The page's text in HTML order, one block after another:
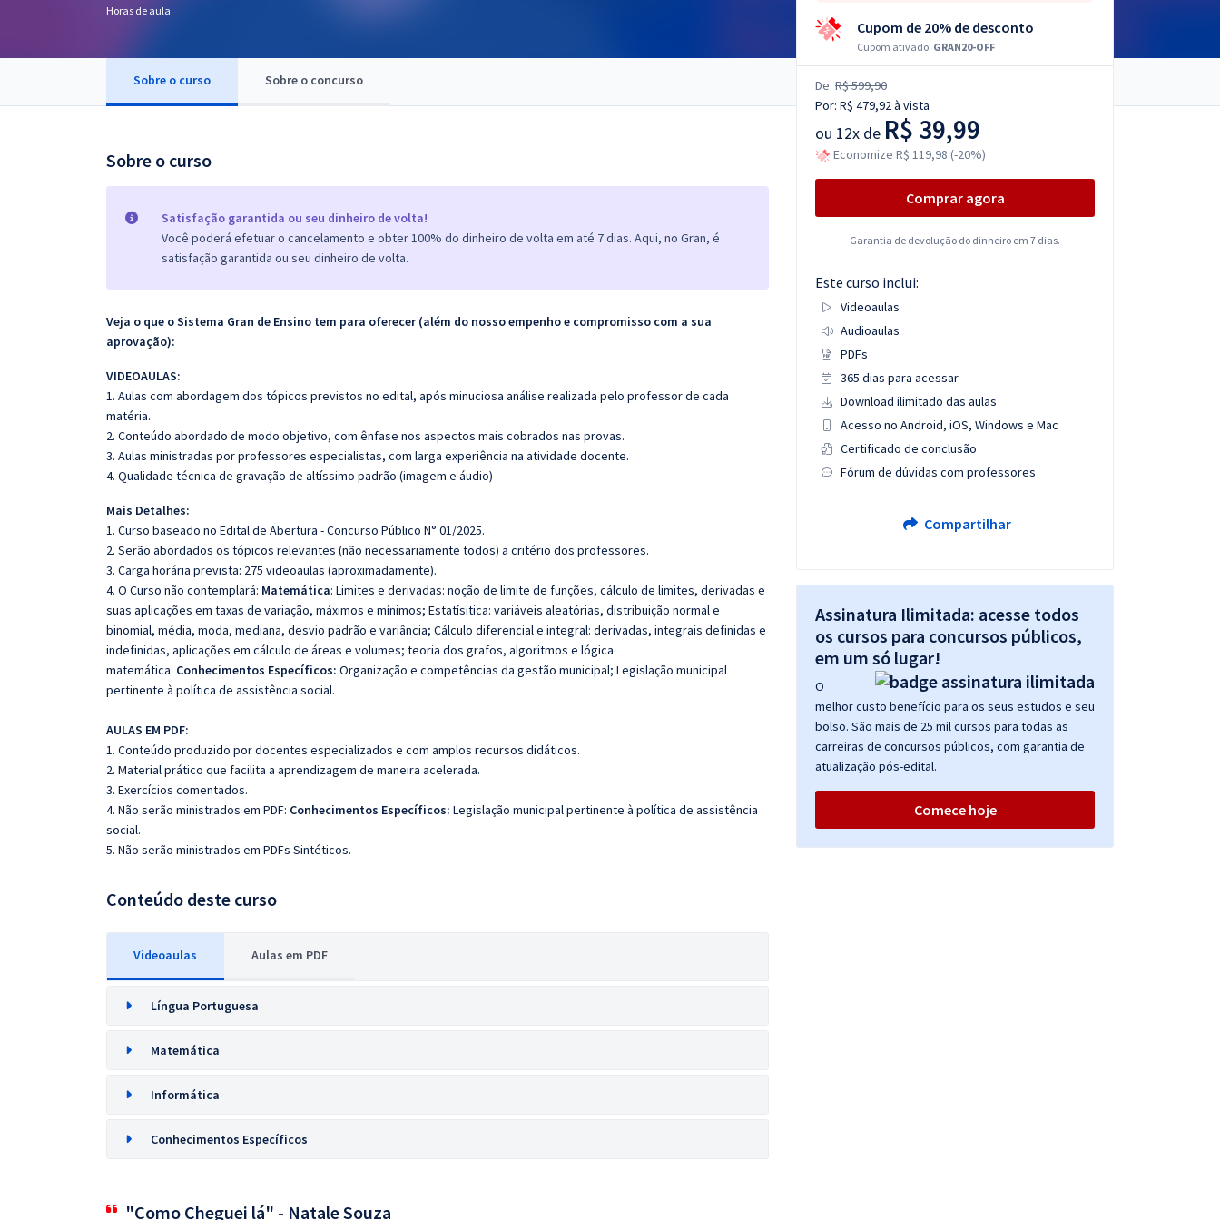
OAB
Questões grátis
Conteúdo gratuito
Horas de aula
Sobre o curso Sobre o concurso
Sobre o curso
Satisfação garantida ou seu dinheiro de volta!
Você poderá efetuar o cancelamento e obter 100% do dinheiro de volta em até 7 dias. Aqui, no Gran, é
satisfação garantida ou seu dinheiro de volta.
Veja o que o Sistema Gran de Ensino tem para oferecer (além do nosso empenho e compromisso com a sua
aprovação):
VIDEOAULAS:
1. Aulas com abordagem dos tópicos previstos no edital, após minuciosa análise realizada pelo professor de cada
matéria.
2. Conteúdo abordado de modo objetivo, com ênfase nos aspectos mais cobrados nas provas.
3. Aulas ministradas por professores especialistas, com larga experiência na atividade docente.
4. Qualidade técnica de gravação de altíssimo padrão (imagem e áudio)
Mais Detalhes:
1. Curso baseado no Edital de Abertura - Concurso Público N° 01/2025.
2. Serão abordados os tópicos relevantes (não necessariamente todos) a critério dos professores.
3. Carga horária prevista: 275 videoaulas (aproximadamente).
4. O Curso não contemplará: Matemática: Limites e derivadas: noção de limite de funções, cálculo de limites, derivadas e
suas aplicações em taxas de variação, máximos e mínimos; Estatísitica: variáveis aleatórias, distribuição normal e
binomial, média, moda, mediana, desvio padrão e variância; Cálculo diferencial e integral: derivadas, integrais definidas e
indefinidas, aplicações em cálculo de áreas e volumes; teoria dos grafos, algoritmos e lógica
matemática. Conhecimentos Específicos: Organização e competências da gestão municipal; Legislação municipal
pertinente à política de assistência social.
AULAS EM PDF:
1. Conteúdo produzido por docentes especializados e com amplos recursos didáticos.
2. Material prático que facilita a aprendizagem de maneira acelerada.
3. Exercícios comentados.
4. Não serão ministrados em PDF: Conhecimentos Específicos: Legislação municipal pertinente à política de assistência
social.
5. Não serão ministrados em PDFs Sintéticos.
Conteúdo deste curso
Videoaulas Aulas em PDF
Língua Portuguesa
Matemática
Informática
Conhecimentos Específicos
"Como Cheguei lá" - Natale Souza
Cupom de 20% de desconto
Cupom ativado: GRAN20-OFF
De: R$ 599,90
Por: R$ 479,92à vista
ou 12x de R$ 39,99
Economize R$ 119,98 (-20%)
Comprar agora
Garantia de devolução do dinheiro em 7 dias.
Este curso inclui:
Videoaulas
Audioaulas
PDFs
365 dias para acessar
Download ilimitado das aulas
Acesso no Android, iOS, Windows e Mac
Certificado de conclusão
Fórum de dúvidas com professores
Compartilhar
Assinatura Ilimitada: acesse todos
os cursos para concursos públicos,
em um só lugar!
O
melhor custo benefício para os seus estudos e seu
bolso. São mais de 25 mil cursos para todas as
carreiras de concursos públicos, com garantia de
atualização pós-edital.
Comece hoje